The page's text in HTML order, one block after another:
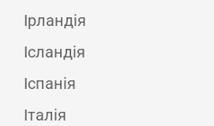
Ірландія
Ісландія
Іспанія
Італія